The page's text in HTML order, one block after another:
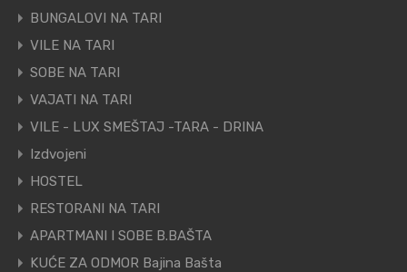
BUNGALOVI NA TARI
VILE NA TARI
SOBE NA TARI
VAJATI NA TARI
VILE - LUX SMEŠTAJ -TARA - DRINA
Izdvojeni
HOSTEL
RESTORANI NA TARI
APARTMANI I SOBE B.BAŠTA
KUĆE ZA ODMOR Bajina Bašta